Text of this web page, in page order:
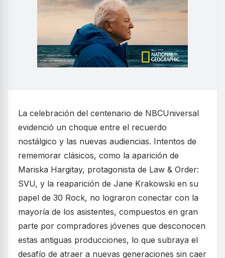
La celebración del centenario de NBCUniversal
evidenció un choque entre el recuerdo
nostálgico y las nuevas audiencias. Intentos de
rememorar clásicos, como la aparición de
Mariska Hargitay, protagonista de Law & Order:
SVU, y la reaparición de Jane Krakowski en su
papel de 30 Rock, no lograron conectar con la
mayoría de los asistentes, compuestos en gran
parte por compradores jóvenes que desconocen
estas antiguas producciones, lo que subraya el
desafío de atraer a nuevas generaciones sin caer